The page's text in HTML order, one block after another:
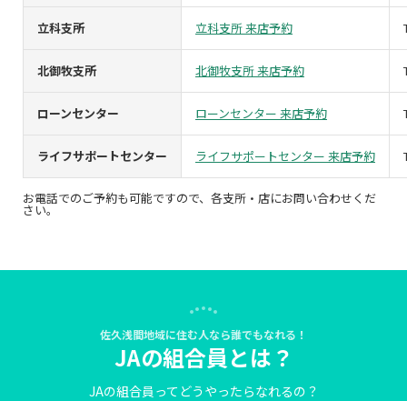
立科支所 立科支所 来店予約
北御牧支所 北御牧支所 来店予約
ローンセンター ローンセンター 来店予約
ライフサポートセンター ライフサポートセンター 来店予約
お電話でのご予約も可能ですので、各支所・店にお問い合わせくだ
さい。
佐久浅間地域に住む人なら誰でもなれる！
JAの組合員とは？
JAの組合員ってどうやったらなれるの？